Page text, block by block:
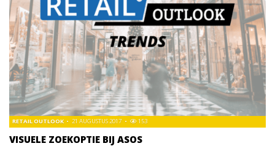
VISUELE ZOEKOPTIE BIJ ASOS
RETAIL OUTLOOK 21 AUGUSTUS 2017 153